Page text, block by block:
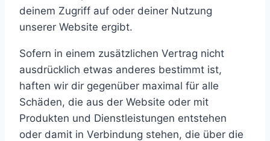
deinem Zugriff auf oder deiner Nutzung
unserer Website ergibt.
Sofern in einem zusätzlichen Vertrag nicht
ausdrücklich etwas anderes bestimmt ist,
haften wir dir gegenüber maximal für alle
Schäden, die aus der Website oder mit
Produkten und Dienstleistungen entstehen
oder damit in Verbindung stehen, die über die